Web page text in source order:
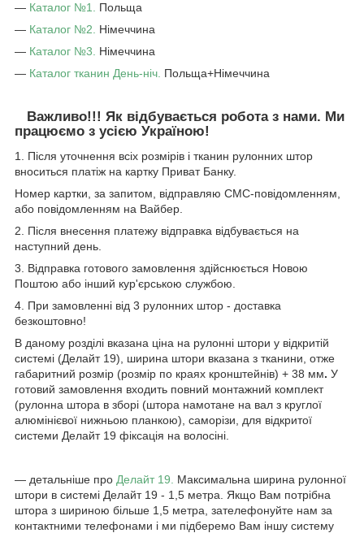
― Каталог №1. Польща
― Каталог №2. Німеччина
― Каталог №3. Німеччина
― Каталог тканин День-ніч. Польща+Німеччина
Важливо!!! Як відбувається робота з нами. Ми
працюємо з усією Україною!
1. Після уточнення всіх розмірів і тканин рулонних штор
вноситься платіж на картку Приват Банку.
Номер картки, за запитом, відправляю СМС-повідомленням,
або повідомленням на Вайбер.
2. Після внесення платежу відправка відбувається на
наступний день.
3. Відправка готового замовлення здійснюється Новою
Поштою або інший кур'єрською службою.
4. При замовленні від 3 рулонних штор - доставка
безкоштовно!
В даному розділі вказана ціна на рулонні штори у відкритій
системі (Делайт 19), ширина штори вказана з тканини, отже
габаритний розмір (розмір по краях кронштейнів) + 38 мм. У
готовий замовлення входить повний монтажний комплект
(рулонна штора в зборі (штора намотане на вал з круглої
алюмінієвої нижньою планкою), саморізи, для відкритої
системи Делайт 19 фіксація на волосіні.
― детальніше про Делайт 19. Максимальна ширина рулонної
штори в системі Делайт 19 - 1,5 метра. Якщо Вам потрібна
штора з шириною більше 1,5 метра, зателефонуйте нам за
контактними телефонами і ми підберемо Вам іншу систему